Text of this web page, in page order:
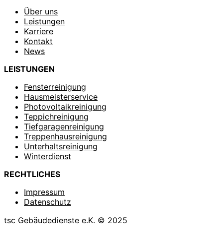
Über uns
Leistungen
Karriere
Kontakt
News
LEISTUNGEN
Fensterreinigung
Hausmeisterservice
Photovoltaikreinigung
Teppichreinigung
Tiefgaragenreinigung
Treppenhausreinigung
Unterhaltsreinigung
Winterdienst
RECHTLICHES
Impressum
Datenschutz
tsc Gebäudedienste e.K. © 2025